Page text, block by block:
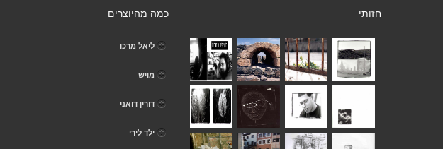
כמה מהיוצרים
ליאל מרכו
מויש
דורין דואני
ילד לירי
חזותי